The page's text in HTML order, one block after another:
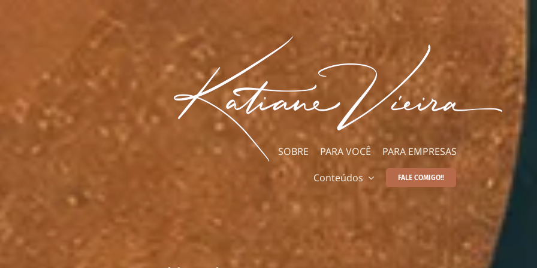
SOBRE PARA VOCÊ
PARA EMPRESAS
Conteúdos
FALE COMIGO!!